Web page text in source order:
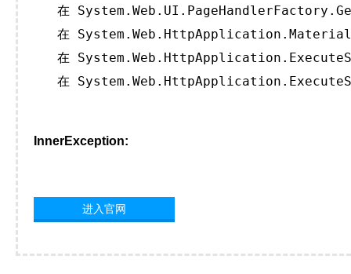
在
在
在
在
InnerException:
进入官网